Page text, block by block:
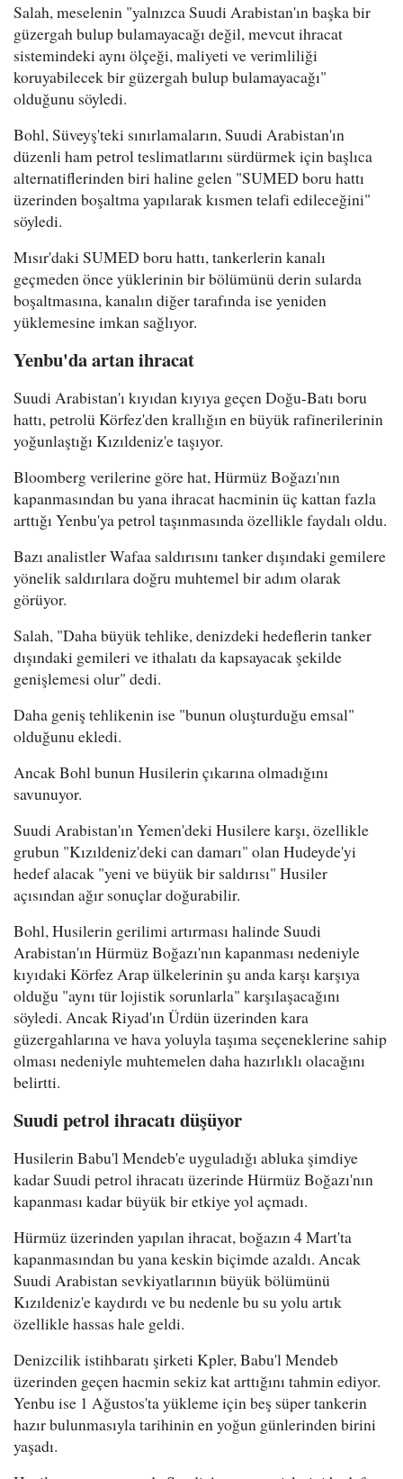
Salah, meselenin "yalnızca Suudi Arabistan'ın başka bir
güzergah bulup bulamayacağı değil, mevcut ihracat
sistemindeki aynı ölçeği, maliyeti ve verimliliği
koruyabilecek bir güzergah bulup bulamayacağı"
olduğunu söyledi.
Bohl, Süveyş'teki sınırlamaların, Suudi Arabistan'ın
düzenli ham petrol teslimatlarını sürdürmek için başlıca
alternatiflerinden biri haline gelen "SUMED boru hattı
üzerinden boşaltma yapılarak kısmen telafi edileceğini"
söyledi.
Mısır'daki SUMED boru hattı, tankerlerin kanalı
geçmeden önce yüklerinin bir bölümünü derin sularda
boşaltmasına, kanalın diğer tarafında ise yeniden
yüklemesine imkan sağlıyor.
Yenbu'da artan ihracat
Suudi Arabistan'ı kıyıdan kıyıya geçen Doğu-Batı boru
hattı, petrolü Körfez'den krallığın en büyük rafinerilerinin
yoğunlaştığı Kızıldeniz'e taşıyor.
Bloomberg verilerine göre hat, Hürmüz Boğazı'nın
kapanmasından bu yana ihracat hacminin üç kattan fazla
arttığı Yenbu'ya petrol taşınmasında özellikle faydalı oldu.
Bazı analistler Wafaa saldırısını tanker dışındaki gemilere
yönelik saldırılara doğru muhtemel bir adım olarak
görüyor.
Salah, "Daha büyük tehlike, denizdeki hedeflerin tanker
dışındaki gemileri ve ithalatı da kapsayacak şekilde
genişlemesi olur" dedi.
Daha geniş tehlikenin ise "bunun oluşturduğu emsal"
olduğunu ekledi.
Ancak Bohl bunun Husilerin çıkarına olmadığını
savunuyor.
Suudi Arabistan'ın Yemen'deki Husilere karşı, özellikle
grubun "Kızıldeniz'deki can damarı" olan Hudeyde'yi
hedef alacak "yeni ve büyük bir saldırısı" Husiler
açısından ağır sonuçlar doğurabilir.
Bohl, Husilerin gerilimi artırması halinde Suudi
Arabistan'ın Hürmüz Boğazı'nın kapanması nedeniyle
kıyıdaki Körfez Arap ülkelerinin şu anda karşı karşıya
olduğu "aynı tür lojistik sorunlarla" karşılaşacağını
söyledi. Ancak Riyad'ın Ürdün üzerinden kara
güzergahlarına ve hava yoluyla taşıma seçeneklerine sahip
olması nedeniyle muhtemelen daha hazırlıklı olacağını
belirtti.
Suudi petrol ihracatı düşüyor
Husilerin Babu'l Mendeb'e uyguladığı abluka şimdiye
kadar Suudi petrol ihracatı üzerinde Hürmüz Boğazı'nın
kapanması kadar büyük bir etkiye yol açmadı.
Hürmüz üzerinden yapılan ihracat, boğazın 4 Mart'ta
kapanmasından bu yana keskin biçimde azaldı. Ancak
Suudi Arabistan sevkiyatlarının büyük bölümünü
Kızıldeniz'e kaydırdı ve bu nedenle bu su yolu artık
özellikle hassas hale geldi.
Denizcilik istihbaratı şirketi Kpler, Babu'l Mendeb
üzerinden geçen hacmin sekiz kat arttığını tahmin ediyor.
Yenbu ise 1 Ağustos'ta yükleme için beş süper tankerin
hazır bulunmasıyla tarihinin en yoğun günlerinden birini
yaşadı.